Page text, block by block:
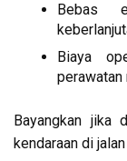
Bebas
Biaya
perawatan
Bayangkan jika
kendaraan di